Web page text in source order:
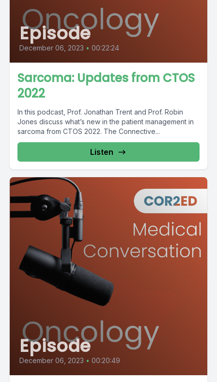
Episode
December 06, 2023 • 00:22:24
Sarcoma: Updates from CTOS
2022
In this podcast, Prof. Jonathan Trent and Prof. Robin
Jones discuss what’s new in the patient management in
sarcoma from CTOS 2022. The Connective...
Listen
Episode
December 06, 2023 • 00:20:49